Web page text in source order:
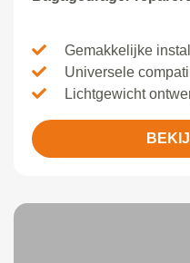
Gemakkelijke
Universele
Lichtgewicht